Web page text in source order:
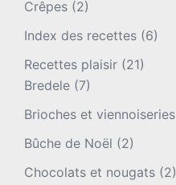
Crêpes (2)
Index des recettes (6)
Recettes plaisir (21)
Bredele (7)
Brioches et viennoiseries
Bûche de Noël (2)
Chocolats et nougats (2)